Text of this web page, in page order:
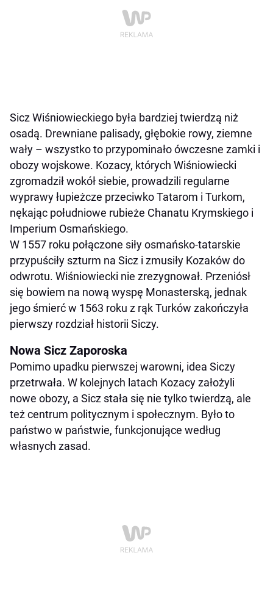
Sicz Wiśniowieckiego była bardziej twierdzą niż
osadą. Drewniane palisady, głębokie rowy, ziemne
wały – wszystko to przypominało ówczesne zamki i
obozy wojskowe. Kozacy, których Wiśniowiecki
zgromadził wokół siebie, prowadzili regularne
wyprawy łupieżcze przeciwko Tatarom i Turkom,
nękając południowe rubieże Chanatu Krymskiego i
Imperium Osmańskiego.
W 1557 roku połączone siły osmańsko-tatarskie
przypuściły szturm na Sicz i zmusiły Kozaków do
odwrotu. Wiśniowiecki nie zrezygnował. Przeniósł
się bowiem na nową wyspę Monasterską, jednak
jego śmierć w 1563 roku z rąk Turków zakończyła
pierwszy rozdział historii Siczy.
Nowa Sicz Zaporoska
Pomimo upadku pierwszej warowni, idea Siczy
przetrwała. W kolejnych latach Kozacy założyli
nowe obozy, a Sicz stała się nie tylko twierdzą, ale
też centrum politycznym i społecznym. Było to
państwo w państwie, funkcjonujące według
własnych zasad.